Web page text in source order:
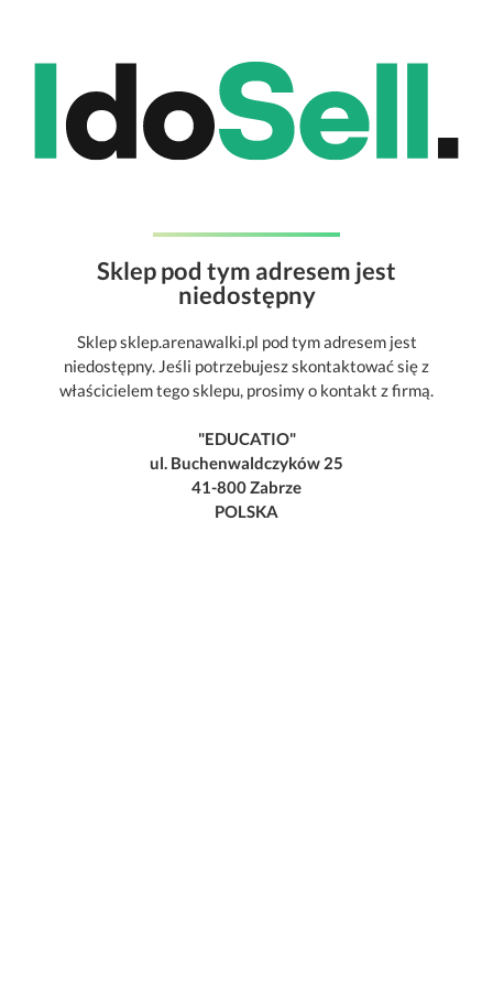
Sklep pod tym adresem jest
niedostępny
Sklep sklep.arenawalki.pl pod tym adresem jest
niedostępny. Jeśli potrzebujesz skontaktować się z
właścicielem tego sklepu, prosimy o kontakt z firmą.
"EDUCATIO"
ul. Buchenwaldczyków 25
41-800 Zabrze
POLSKA